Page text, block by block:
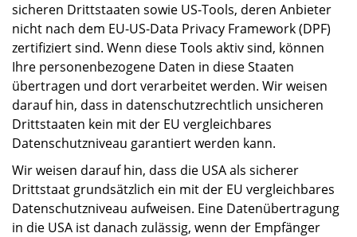
sicheren Drittstaaten sowie US-Tools, deren Anbieter
nicht nach dem EU-US-Data Privacy Framework (DPF)
zertifiziert sind. Wenn diese Tools aktiv sind, können
Ihre personenbezogene Daten in diese Staaten
übertragen und dort verarbeitet werden. Wir weisen
darauf hin, dass in datenschutzrechtlich unsicheren
Drittstaaten kein mit der EU vergleichbares
Datenschutzniveau garantiert werden kann.
Wir weisen darauf hin, dass die USA als sicherer
Drittstaat grundsätzlich ein mit der EU vergleichbares
Datenschutzniveau aufweisen. Eine Datenübertragung
in die USA ist danach zulässig, wenn der Empfänger